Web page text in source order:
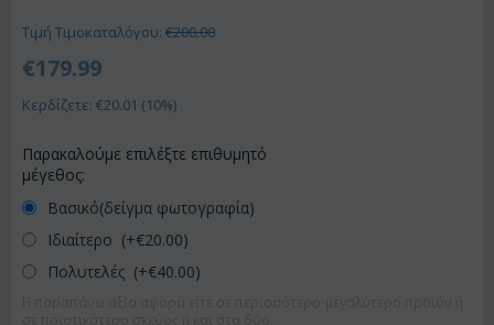
Τιμή Τιμοκαταλόγου: €200.00
€179.99
Κερδίζετε: €20.01 (10%)
Παρακαλούμε επιλέξτε επιθυμητό
μέγεθος:
Βασικό(δείγμα φωτογραφία)
Ιδιαίτερο (+€20.00)
Πολυτελές (+€40.00)